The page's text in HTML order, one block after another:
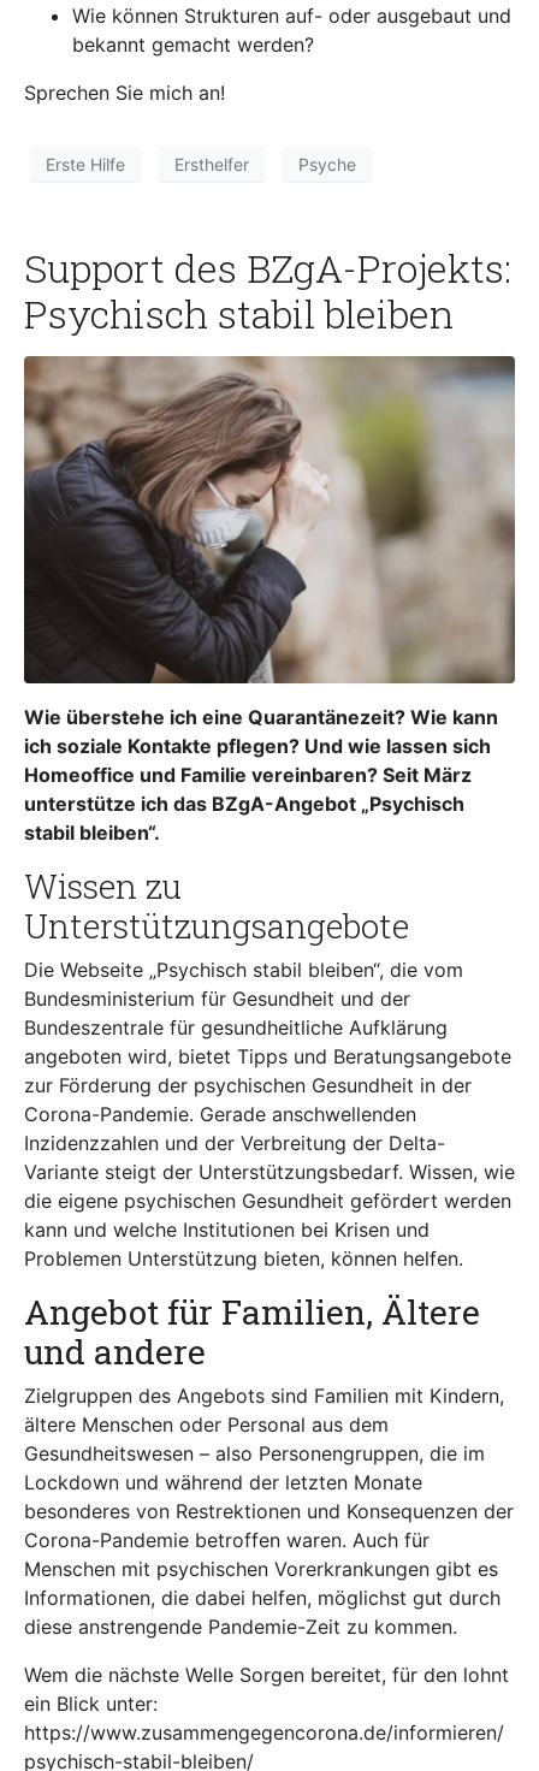
Wie können Strukturen auf- oder ausgebaut und
bekannt gemacht werden?
Sprechen Sie mich an!
Erste Hilfe Ersthelfer Psyche
Support des BZgA-Projekts:
Psychisch stabil bleiben
Wie überstehe ich eine Quarantänezeit? Wie kann
ich soziale Kontakte pflegen? Und wie lassen sich
Homeoffice und Familie vereinbaren? Seit März
unterstütze ich das BZgA-Angebot „Psychisch
stabil bleiben“.
Wissen zu
Unterstützungsangebote
Die Webseite „Psychisch stabil bleiben“, die vom
Bundesministerium für Gesundheit und der
Bundeszentrale für gesundheitliche Aufklärung
angeboten wird, bietet Tipps und Beratungsangebote
zur Förderung der psychischen Gesundheit in der
Corona-Pandemie. Gerade anschwellenden
Inzidenzzahlen und der Verbreitung der Delta-
Variante steigt der Unterstützungsbedarf. Wissen, wie
die eigene psychischen Gesundheit gefördert werden
kann und welche Institutionen bei Krisen und
Problemen Unterstützung bieten, können helfen.
Angebot für Familien, Ältere
und andere
Zielgruppen des Angebots sind Familien mit Kindern,
ältere Menschen oder Personal aus dem
Gesundheitswesen – also Personengruppen, die im
Lockdown und während der letzten Monate
besonderes von Restrektionen und Konsequenzen der
Corona-Pandemie betroffen waren. Auch für
Menschen mit psychischen Vorerkrankungen gibt es
Informationen, die dabei helfen, möglichst gut durch
diese anstrengende Pandemie-Zeit zu kommen.
Wem die nächste Welle Sorgen bereitet, für den lohnt
ein Blick unter:
https://www.zusammengegencorona.de/informieren/
psychisch-stabil-bleiben/